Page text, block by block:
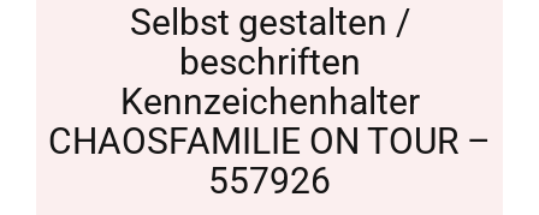
Selbst gestalten /
beschriften
Kennzeichenhalter
CHAOSFAMILIE ON TOUR –
557926